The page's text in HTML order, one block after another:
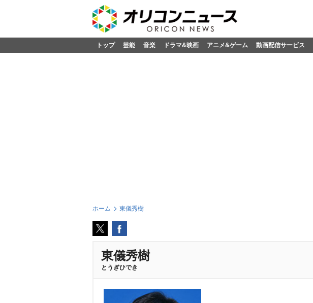
トップ 芸能 音楽 ドラマ&映画 アニメ&ゲーム 動画配信サービス
ホーム 東儀秀樹
東儀秀樹
とうぎひでき